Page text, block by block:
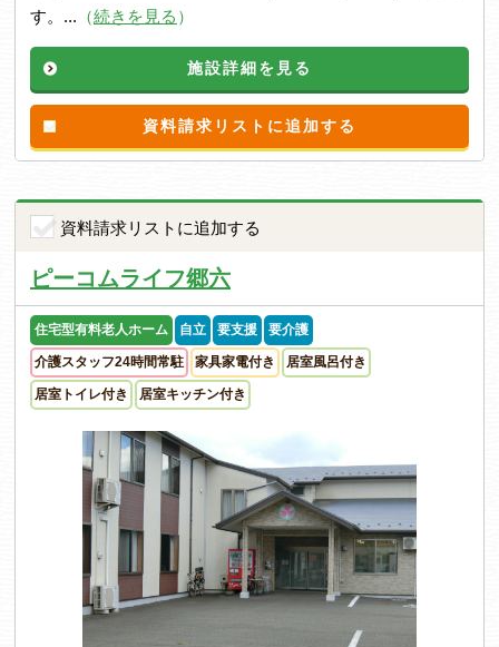
す。... （続きを見る ）
施設詳細を見る
資料請求リストに追加する
資料請求リストに追加する
ピーコムライフ郷六
住宅型有料老人ホーム 自立 要支援 要介護
介護スタッフ24時間常駐 家具家電付き 居室風呂付き
居室トイレ付き 居室キッチン付き